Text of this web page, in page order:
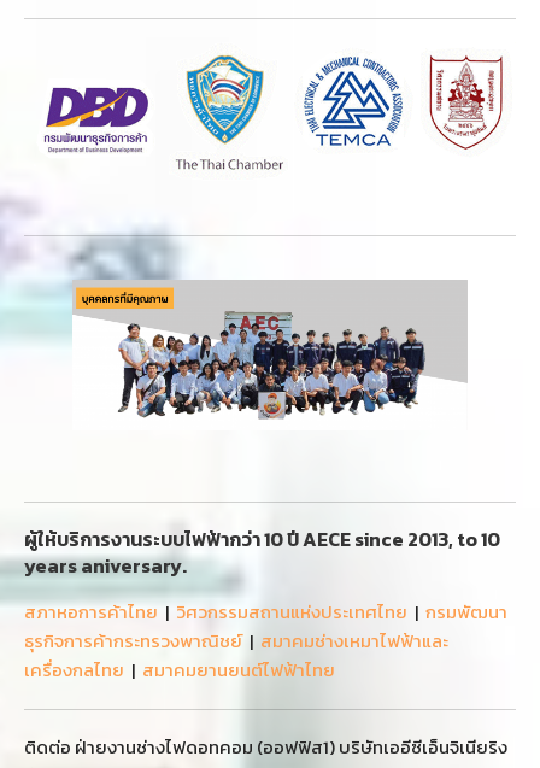
ผู้ให้บริการงานระบบไฟฟ้ากว่า 10 ปี AECE since 2013, to 10
years aniversary.
สภาหอการค้าไทย | วิศวกรรมสถานแห่งประเทศไทย | กรมพัฒนา
ธุรกิจการค้ากระทรวงพาณิชย์| สมาคมช่างเหมาไฟฟ้าและ
เครื่องกลไทย | สมาคมยานยนต์ไฟฟ้าไทย
ติดต่อ ฝ่ายงานช่างไฟดอทคอม (ออฟฟิส1) บริษัทเออีซีเอ็นจิเนียริง